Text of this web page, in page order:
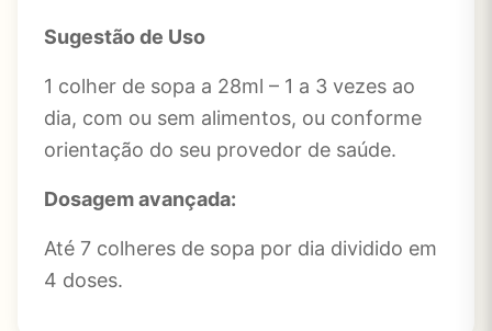
Sugestão de Uso
1 colher de sopa a 28ml – 1 a 3 vezes ao
dia, com ou sem alimentos, ou conforme
orientação do seu provedor de saúde.
Dosagem avançada:
Até 7 colheres de sopa por dia dividido em
4 doses.